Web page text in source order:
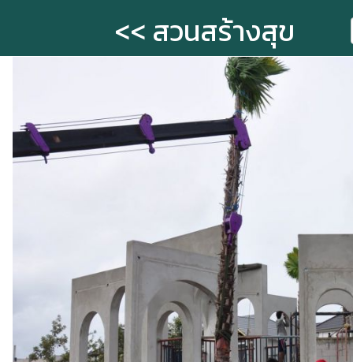
<< สวนสร้างสุข